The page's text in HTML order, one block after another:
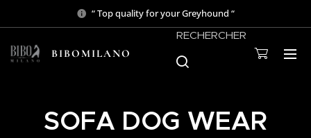
“ Top quality for your Greyhound “
BIBOMILANO
RECHERCHER
SOFA DOG WEAR